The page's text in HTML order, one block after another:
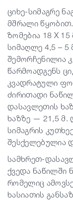
საქართველო
ციხე-სიმაგრე
მშრალი წყობით.
ზომებია 18 X
სიმაღლე 4,5 –
შემორჩენილია
წარმოადგენს
კვადრატული
ძირითადი
დასავლეთის
ხაზზე — 21,5 მ.
სიმაგრის
შესქელებულია
სამხრეთ-
ქვედა ნაწილში
რომელიც
ხასიათის